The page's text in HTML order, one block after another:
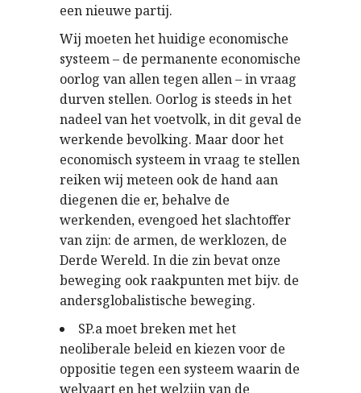
een nieuwe partij.
Wij moeten het huidige economische
systeem – de permanente economische
oorlog van allen tegen allen – in vraag
durven stellen. Oorlog is steeds in het
nadeel van het voetvolk, in dit geval de
werkende bevolking. Maar door het
economisch systeem in vraag te stellen
reiken wij meteen ook de hand aan
diegenen die er, behalve de
werkenden, evengoed het slachtoffer
van zijn: de armen, de werklozen, de
Derde Wereld. In die zin bevat onze
beweging ook raakpunten met bijv. de
andersglobalistische beweging.
SP.a moet breken met het
neoliberale beleid en kiezen voor de
oppositie tegen een systeem waarin de
welvaart en het welzijn van de